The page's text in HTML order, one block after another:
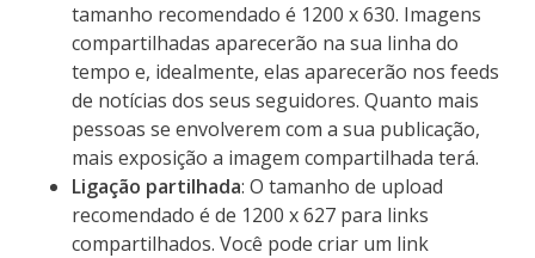
tamanho recomendado é 1200 x 630. Imagens
compartilhadas aparecerão na sua linha do
tempo e, idealmente, elas aparecerão nos feeds
de notícias dos seus seguidores. Quanto mais
pessoas se envolverem com a sua publicação,
mais exposição a imagem compartilhada terá.
Ligação partilhada: O tamanho de upload
recomendado é de 1200 x 627 para links
compartilhados. Você pode criar um link